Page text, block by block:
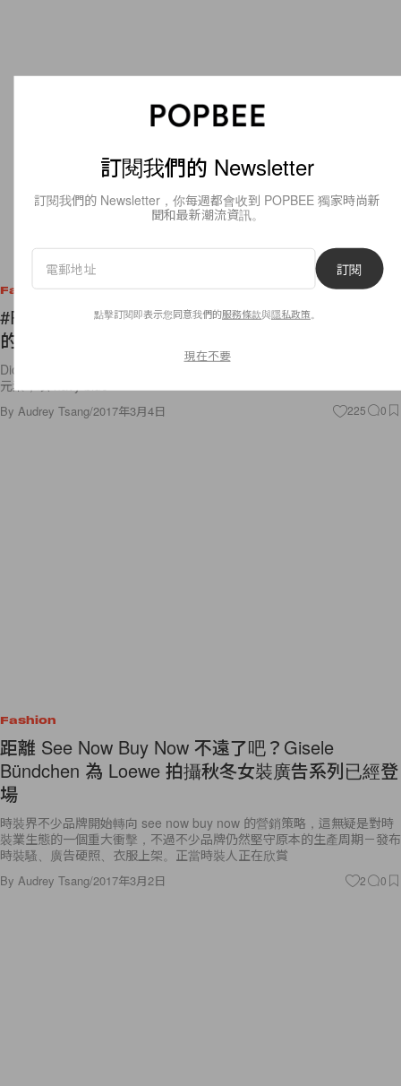
Fashion
#PFW：Dior 發布 2017 秋冬系列，讓你當個溫柔
的女強人
Dior 發布 2017 秋冬系列，Maria Grazia Chiuri 今季收起了華麗的裝飾
元素，以 navy blue
By Audrey Tsang/2017年3月4日 225 0
Fashion
距離 See Now Buy Now 不遠了吧？Gisele
Bündchen 為 Loewe 拍攝秋冬女裝廣告系列已經登
場
時裝界不少品牌開始轉向 see now buy now 的營銷策略，這無疑是對時
裝業生態的一個重大衝擊，不過不少品牌仍然堅守原本的生產周期－發布
時裝騷、廣告硬照、衣服上架。正當時裝人正在欣賞
By Audrey Tsang/2017年3月2日 2 0
訂閱我們的 Newsletter
訂閱我們的 Newsletter，你每週都會收到 POPBEE 獨家時尚新
聞和最新潮流資訊。
訂閱
點擊訂閱即表示您同意我們的服務條款與隱私政策
現在不要